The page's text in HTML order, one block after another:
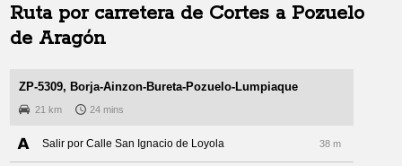
Ruta por carretera de Cortes a Pozuelo
de Aragón
ZP-5309, Borja-Ainzon-Bureta-Pozuelo-Lumpiaque
21 km 24 mins
Salir por Calle San Ignacio de Loyola 38 m